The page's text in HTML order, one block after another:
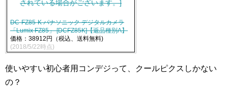
DC-FZ85-K パナソニック デジタルカメラ
「Lumix FZ85」 [DCFZ85K]【返品種別A】
価格：38912円（税込、送料無料)
(2018/5/22時点)
使いやすい初心者用コンデジって、クールピクスしかない
の？